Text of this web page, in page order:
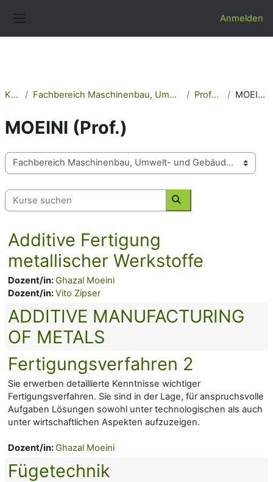
Anmelden
Kurse Fachbereich Maschinenbau, Umwelt- und Gebäudetechnik Professoren MOEINI (Prof.)
MOEINI (Prof.)
Kursbereiche
Kurse suchen
Kurse suchen
Additive Fertigung
metallischer Werkstoffe
Dozent/in:Ghazal Moeini
Dozent/in:Vito Zipser
ADDITIVE MANUFACTURING
OF METALS
Fertigungsverfahren 2
Sie erwerben detaillierte Kenntnisse wichtiger
Fertigungsverfahren. Sie sind in der Lage, für anspruchsvolle
Aufgaben Lösungen sowohl unter technologischen als auch
unter wirtschaftlichen Aspekten aufzuzeigen.
Dozent/in:Ghazal Moeini
Fügetechnik